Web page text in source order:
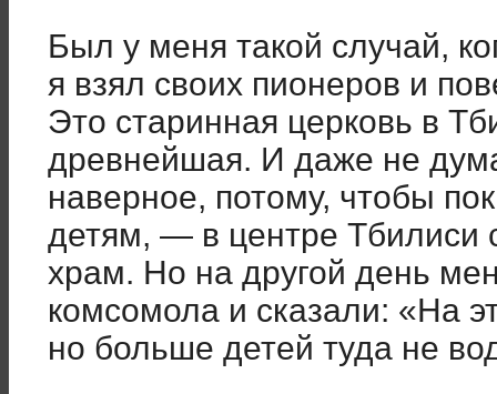
Был у меня такой случай,
я взял своих пионеров и
Это старинная церковь в
древнейшая. И даже не
наверное, потому, чтобы
детям, — в центре Тбилиси
храм. Но на другой день
комсомола и сказали: «На
но больше детей туда не